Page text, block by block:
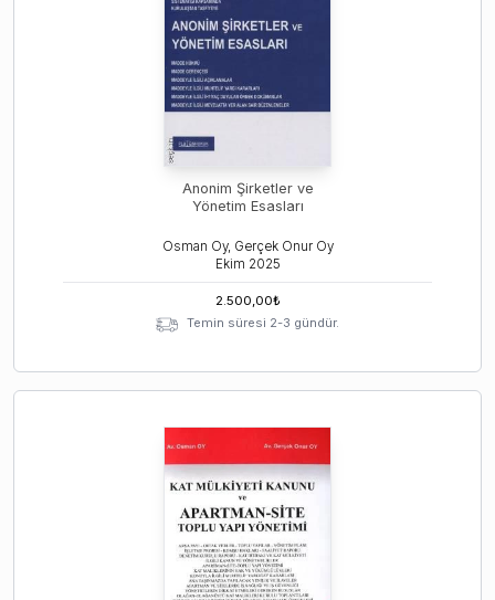
Anonim Şirketler ve
Yönetim Esasları
Osman Oy, Gerçek Onur Oy
Ekim 2025
2.500,00₺
Temin süresi 2-3 gündür.